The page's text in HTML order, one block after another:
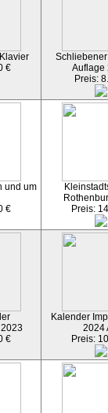
€
Auflage
Preis:
und um
€
Preis:
€
Kalender
2024
Preis: